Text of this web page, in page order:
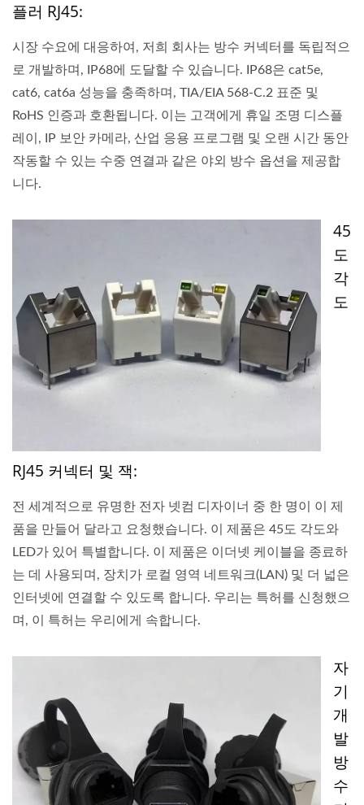
플러 RJ45:
시장 수요에 대응하여, 저희 회사는 방수 커넥터를 독립적으
로 개발하며, IP68에 도달할 수 있습니다. IP68은 cat5e,
cat6, cat6a 성능을 충족하며, TIA/EIA 568-C.2 표준 및
RoHS 인증과 호환됩니다. 이는 고객에게 휴일 조명 디스플
레이, IP 보안 카메라, 산업 응용 프로그램 및 오랜 시간 동안
작동할 수 있는 수중 연결과 같은 야외 방수 옵션을 제공합
니다.
45
도
각
도
RJ45 커넥터 및 잭:
전 세계적으로 유명한 전자 넷컴 디자이너 중 한 명이 이 제
품을 만들어 달라고 요청했습니다. 이 제품은 45도 각도와
LED가 있어 특별합니다. 이 제품은 이더넷 케이블을 종료하
는 데 사용되며, 장치가 로컬 영역 네트워크(LAN) 및 더 넓은
인터넷에 연결할 수 있도록 합니다. 우리는 특허를 신청했으
며, 이 특허는 우리에게 속합니다.
자
기
개
발
방
수